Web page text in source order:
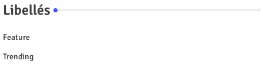
Libellés
Feature
Trending